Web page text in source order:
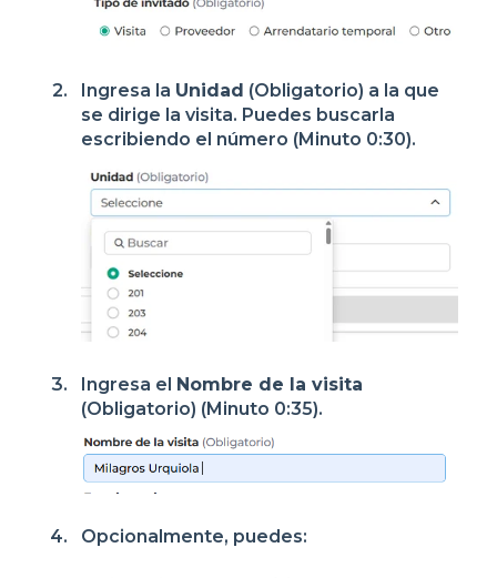
Ingresa la Unidad (Obligatorio) a la que
se dirige la visita. Puedes buscarla
escribiendo el número (Minuto 0:30).
Ingresa el Nombre de la visita
(Obligatorio) (Minuto 0:35).
Opcionalmente, puedes: